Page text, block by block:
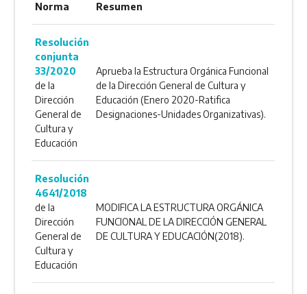
Norma Resumen
Resolución
conjunta
33/2020
de la
Dirección
General de
Cultura y
Educación
Aprueba la Estructura Orgánica Funcional
de la Dirección General de Cultura y
Educación (Enero 2020-Ratifica
Designaciones-Unidades Organizativas).
Resolución
4641/2018
de la
Dirección
General de
Cultura y
Educación
MODIFICA LA ESTRUCTURA ORGÁNICA
FUNCIONAL DE LA DIRECCIÓN GENERAL
DE CULTURA Y EDUCACIÓN(2018).